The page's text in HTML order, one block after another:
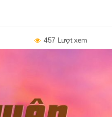
457 Lượt xem